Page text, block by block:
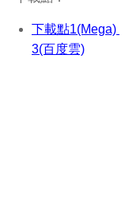
下載點1(Mega)
3(百度雲)